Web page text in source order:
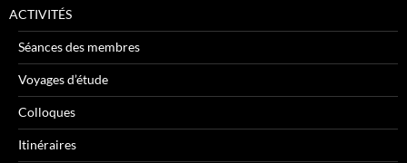
ACTIVITÉS
Séances des membres
Voyages d’étude
Colloques
Itinéraires